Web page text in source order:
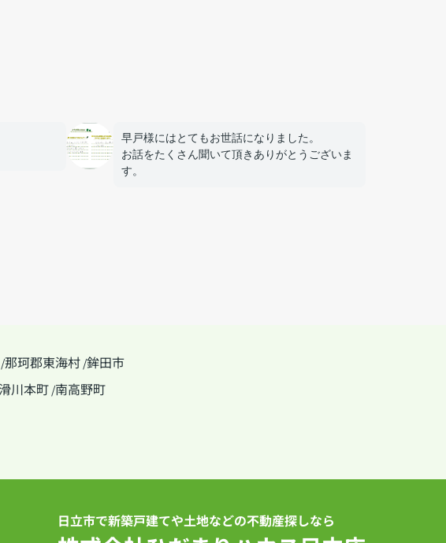
早戸様にはとてもお世話になりました。
お話をたくさん聞いて頂きありがとうございま
す。
/那珂郡東海村 /鉾田市
川本町 /南高野町
日立市で新築戸建てや土地などの不動産探しなら